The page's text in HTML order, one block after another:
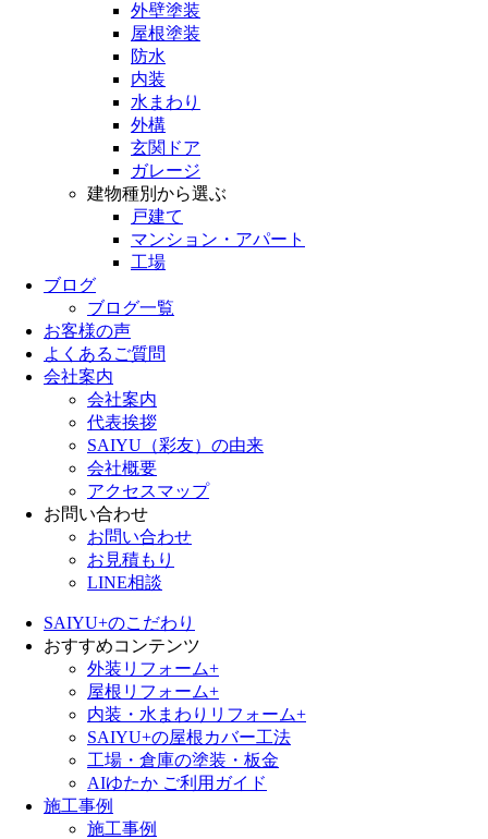
外壁塗装
屋根塗装
防水
内装
水まわり
外構
玄関ドア
ガレージ
建物種別から選ぶ
戸建て
マンション・アパート
工場
ブログ
ブログ一覧
お客様の声
よくあるご質問
会社案内
会社案内
代表挨拶
SAIYU（彩友）の由来
会社概要
アクセスマップ
お問い合わせ
お問い合わせ
お見積もり
LINE相談
SAIYU+のこだわり
おすすめコンテンツ
外装リフォーム+
屋根リフォーム+
内装・水まわりリフォーム+
SAIYU+の屋根カバー工法
工場・倉庫の塗装・板金
AIゆたか ご利用ガイド
施工事例
施工事例